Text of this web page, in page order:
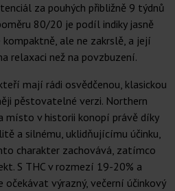
za pouhých přibližně 9 týdnů
80/20 je podíl indiky jasně
ale ne zakrslě, a její
relaxaci než na povzbuzení.
mají rádi osvědčenou, klasickou
pěstovatelné verzi. Northern
místo v historii konopí právě díky
a silnému, uklidňujícímu účinku,
charakter zachovává, zatímco
S THC v rozmezí 19-20% a
výrazný, večerní účinkový